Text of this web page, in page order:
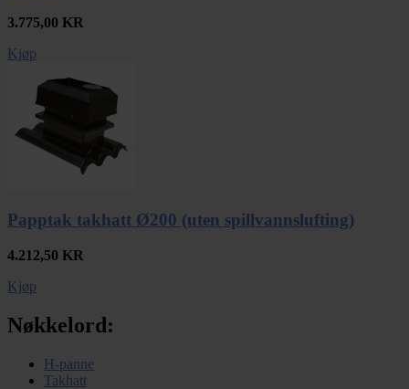
3.775,00 KR
Kjøp
Papptak takhatt Ø200 (uten spillvannslufting)
4.212,50 KR
Kjøp
Nøkkelord:
H-panne
Takhatt